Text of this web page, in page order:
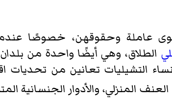
عاملة وحقوقهن، خصوصًا
الطلاق، وهي أيضًا واحدة من بلدان
التشيليات تعانين من تحديات
المنزلي، والأدوار الجنسانية